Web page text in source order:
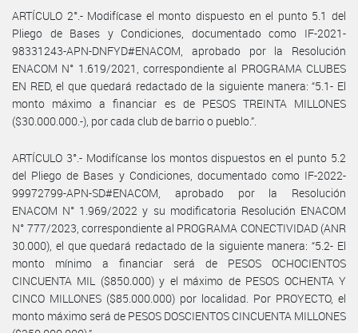
ARTÍCULO 2°.- Modifícase el monto dispuesto en el punto 5.1 del
Pliego de Bases y Condiciones, documentado como IF-2021-
98331243-APN-DNFYD#ENACOM, aprobado por la Resolución
ENACOM N° 1.619/2021, correspondiente al PROGRAMA CLUBES
EN RED, el que quedará redactado de la siguiente manera: “5.1- El
monto máximo a financiar es de PESOS TREINTA MILLONES
($30.000.000.-), por cada club de barrio o pueblo.”.
ARTÍCULO 3°.- Modifícanse los montos dispuestos en el punto 5.2
del Pliego de Bases y Condiciones, documentado como IF-2022-
99972799-APN-SD#ENACOM, aprobado por la Resolución
ENACOM N° 1.969/2022 y su modificatoria Resolución ENACOM
N° 777/2023, correspondiente al PROGRAMA CONECTIVIDAD (ANR
30.000), el que quedará redactado de la siguiente manera: “5.2- El
monto mínimo a financiar será de PESOS OCHOCIENTOS
CINCUENTA MIL ($850.000) y el máximo de PESOS OCHENTA Y
CINCO MILLONES ($85.000.000) por localidad. Por PROYECTO, el
monto máximo será de PESOS DOSCIENTOS CINCUENTA MILLONES